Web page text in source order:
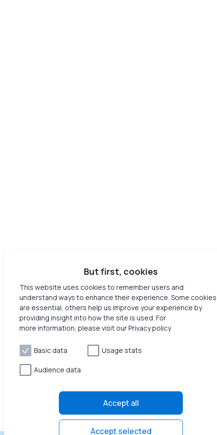
But first, cookies
This website uses cookies to remember users and
understand ways to enhance their experience. Some cookies
are essential, others help us improve your experience by
providing insight into how the site is used. For
more information, please visit our Privacy policy
Basic data Usage stats
Audience data
Accept all
Accept selected